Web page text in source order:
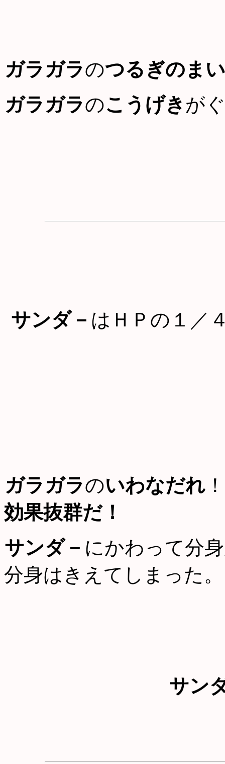
ガラガラのつるぎのまい
ガラガラのこうげき が
サンダ－ はＨＰの１／
ガラガラのいわなだれ ！
効果抜群だ！
サンダ－ にかわって分
分身はきえてしまった
サン